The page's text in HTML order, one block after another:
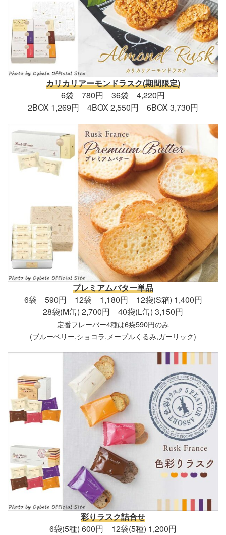
カリカリアーモンドラスク(期間限定)
6袋 780円 36袋 4,220円
2BOX 1,269円 4BOX 2,550円 6BOX 3,730円
プレミアムバター単品
6袋 590円 12袋 1,180円 12袋(S箱) 1,400円
28袋(M缶) 2,700円 40袋(L缶) 3,150円
定番フレーバー4種は6袋590円のみ
(ブルーベリー,ショコラ,メープルくるみ,ガーリック)
彩りラスク詰合せ
6袋(5種) 600円 12袋(5種) 1,200円